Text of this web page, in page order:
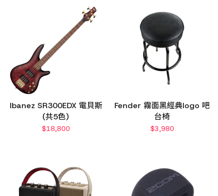
Ibanez SR300EDX 電貝斯
(共5色)
$18,800
Fender 霧面黑經典logo 吧
台椅
$3,980